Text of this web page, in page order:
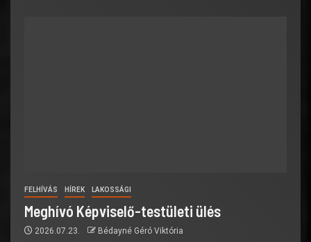
FELHÍVÁS HÍREK LAKOSSÁGI
Meghívó Képviselő-testületi ülés
2026.07.23. Bédayné Géró Viktória